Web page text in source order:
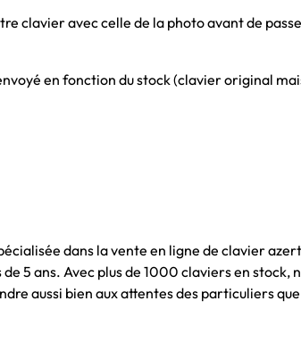
clavier avec celle de la photo avant de
en fonction du stock (clavier original
dans la vente en ligne de clavier
5 ans. Avec plus de 1000 claviers en
aussi bien aux attentes des particuliers